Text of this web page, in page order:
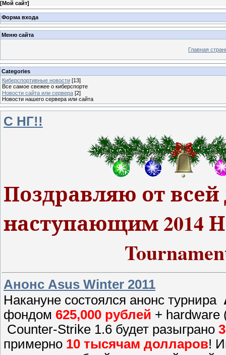
[Мой сайт]
Форма входа
Меню сайта
Главная
Categories
Киберспортивные новости [13]
Все самое свежее о киберспорте
Новости сайта или сервера [2]
Новости нашего сервера или сайта
С НГ!!
Поздравляю от
наступающим 2014
Анонс Asus Winter 2011
Накануне состоялся анонс турнира
фондом 625,000 рублей + hardware
Counter-Strike 1.6 будет разыграно
примерно 10 тысячам долларов!